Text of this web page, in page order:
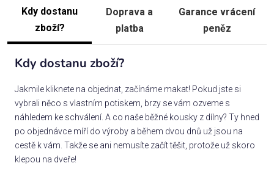
Kdy dostanu
zboží?
Doprava a
platba
Garance vrácení
peněz
Kdy dostanu zboží?
Jakmile kliknete na objednat, začínáme makat! Pokud jste si
vybrali něco s vlastním potiskem, brzy se vám ozveme s
náhledem ke schválení. A co naše běžné kousky z dílny? Ty hned
po objednávce míří do výroby a během dvou dnů už jsou na
cestě k vám. Takže se ani nemusíte začít těšit, protože už skoro
klepou na dveře!